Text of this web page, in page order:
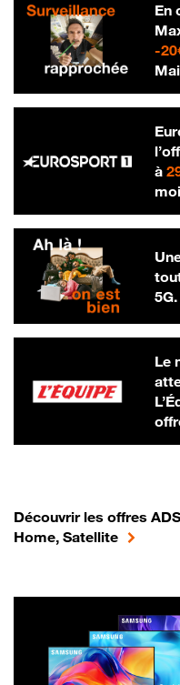
En
-
à
Le
Découvrir les offres
Home, Satellite